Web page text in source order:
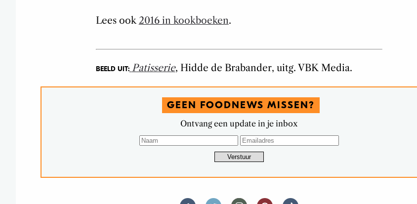
Lees ook2016 in kookboeken.
BEELD UIT: Patisserie, Hidde de Brabander, uitg. VBK Media.
GEEN FOODNEWS MISSEN?
Ontvang een update in je inbox